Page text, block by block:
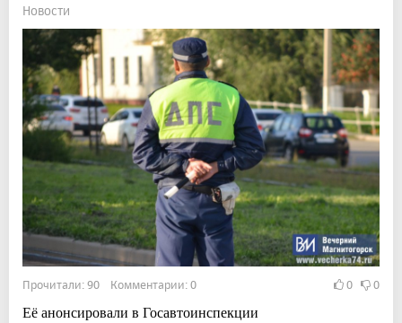
Новости
Прочитали: 90 Комментарии: 0 0 0
Её анонсировали в Госавтоинспекции